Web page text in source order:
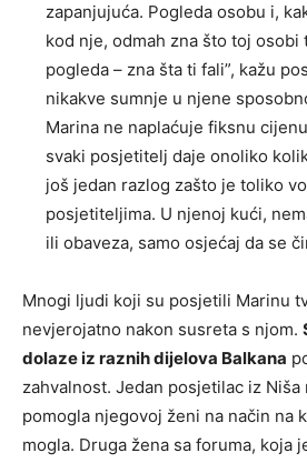
zapanjujuća. Pogleda osobu i,
kod nje, odmah zna što toj osobi
pogleda – zna šta ti fali”, kažu
nikakve sumnje u njene
Marina ne naplaćuje fiksnu
svaki posjetitelj daje onoliko
još jedan razlog zašto je toliko
posjetiteljima. U njenoj kući,
ili obaveza, samo osjećaj da se
Mnogi ljudi koji su posjetili Marinu
nevjerojatno nakon susreta s njom.
dolaze iz raznih dijelova Balkana
zahvalnost. Jedan posjetilac iz
pomogla njegovoj ženi na način na
mogla. Druga žena sa foruma, koja